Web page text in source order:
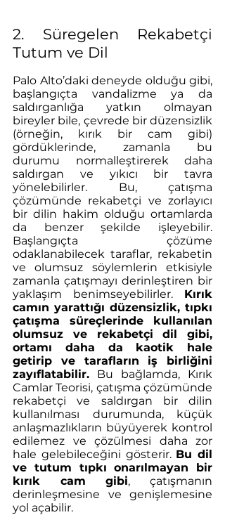
2. Süregelen Rekabetçi
Tutum ve Dil
Palo Alto’daki deneyde olduğu gibi,
başlangıçta vandalizme ya da
saldırganlığa yatkın olmayan
bireyler bile, çevrede bir düzensizlik
(örneğin, kırık bir cam gibi)
gördüklerinde, zamanla bu
durumu normalleştirerek daha
saldırgan ve yıkıcı bir tavra
yönelebilirler. Bu, çatışma
çözümünde rekabetçi ve zorlayıcı
bir dilin hakim olduğu ortamlarda
da benzer şekilde işleyebilir.
Başlangıçta çözüme
odaklanabilecek taraflar, rekabetin
ve olumsuz söylemlerin etkisiyle
zamanla çatışmayı derinleştiren bir
yaklaşım benimseyebilirler. Kırık
camın yarattığı düzensizlik, tıpkı
çatışma süreçlerinde kullanılan
olumsuz ve rekabetçi dil gibi,
ortamı daha da kaotik hale
getirip ve tarafların iş birliğini
zayıflatabilir. Bu bağlamda, Kırık
Camlar Teorisi, çatışma çözümünde
rekabetçi ve saldırgan bir dilin
kullanılması durumunda, küçük
anlaşmazlıkların büyüyerek kontrol
edilemez ve çözülmesi daha zor
hale gelebileceğini gösterir. Bu dil
ve tutum tıpkı onarılmayan bir
kırık cam gibi, çatışmanın
derinleşmesine ve genişlemesine
yol açabilir.